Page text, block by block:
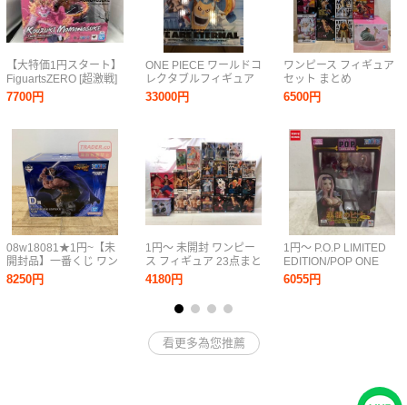
【大特価1円スタート】
FiguartsZERO [超激戦]
光月モモの助 -双龍図-
ワンピース
7700円
08w18081★1円~【未
開封品】一番くじ ワン
ピース エルバフ編
GIANT BASH!! Vol.1 D
8250円
ONE PIECE ワールドコ
レクタブルフィギュア
PREMIUM -WE ARE
ETERNAL-他一番くじB
33000円
1円～ 未開封 ワンピー
ス フィギュア 23点まと
め ルフィ ゾロ サンジ
ミホーク くま ボニー
ミホーク 一番くじ 他
☆良品☆[30-0804-
7M11]
4180円
ワンピース フィギュア
セット まとめ
ONEPIECE 一番くじ ル
フィ ボニー くま マル
白ひげ リンリン カタク
6500円
1円～ P.O.P LIMITED
EDITION/POP ONE
PIECE 黒檻のヒナ 再販
6055円
看更多為您推薦